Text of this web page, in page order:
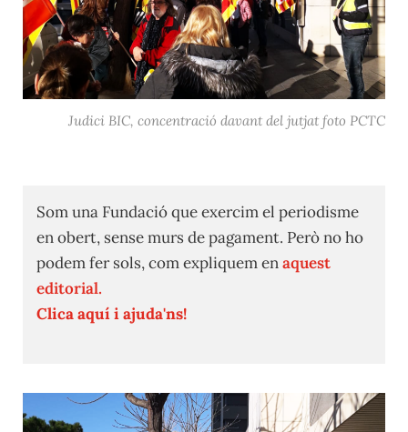
Judici BIC, concentració davant del jutjat foto PCTC
Som una Fundació que exercim el periodisme
en obert, sense murs de pagament. Però no ho
podem fer sols, com expliquem enaquest
editorial.
Clica aquí i ajuda'ns!